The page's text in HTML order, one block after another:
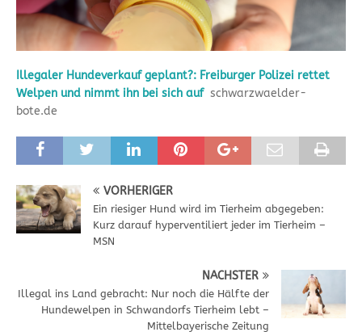
Illegaler Hundeverkauf geplant?: Freiburger Polizei rettet
Welpen und nimmt ihn bei sich auf schwarzwaelder-
bote.de
VORHERIGER
Ein riesiger Hund wird im Tierheim abgegeben:
Kurz darauf hyperventiliert jeder im Tierheim –
MSN
NÄCHSTER
Illegal ins Land gebracht: Nur noch die Hälfte der
Hundewelpen in Schwandorfs Tierheim lebt –
Mittelbayerische Zeitung